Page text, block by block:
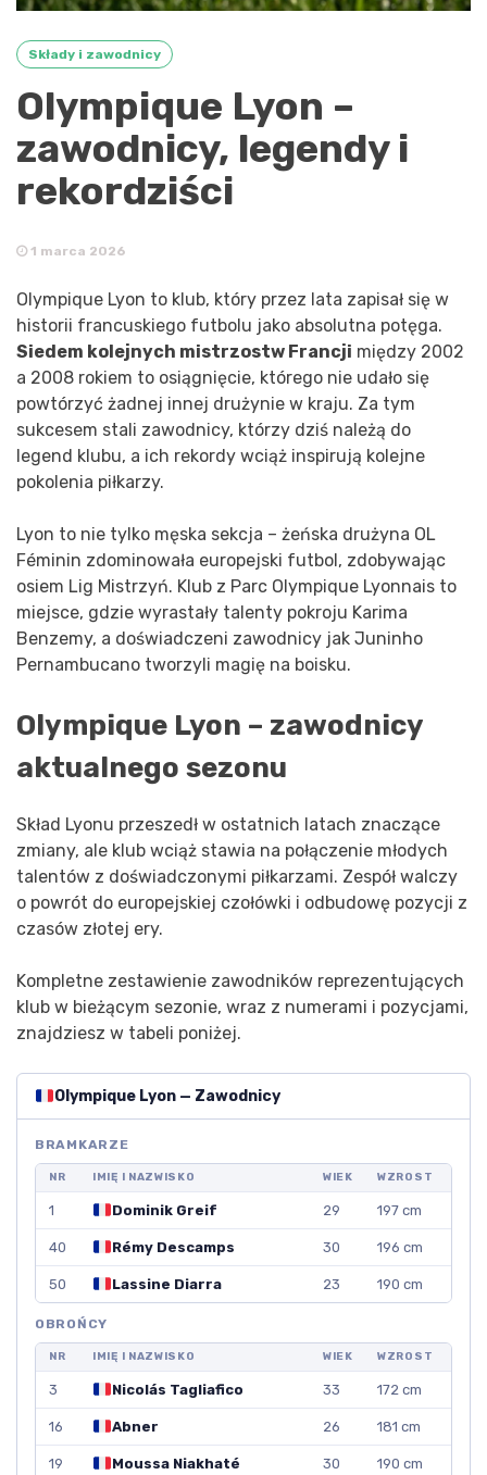
Składy i zawodnicy
Olympique Lyon –
zawodnicy, legendy i
rekordziści
1 marca 2026
Olympique Lyon to klub, który przez lata zapisał się w
historii francuskiego futbolu jako absolutna potęga.
Siedem kolejnych mistrzostw Francji między 2002
a 2008 rokiem to osiągnięcie, którego nie udało się
powtórzyć żadnej innej drużynie w kraju. Za tym
sukcesem stali zawodnicy, którzy dziś należą do
legend klubu, a ich rekordy wciąż inspirują kolejne
pokolenia piłkarzy.
Lyon to nie tylko męska sekcja – żeńska drużyna OL
Féminin zdominowała europejski futbol, zdobywając
osiem Lig Mistrzyń. Klub z Parc Olympique Lyonnais to
miejsce, gdzie wyrastały talenty pokroju Karima
Benzemy, a doświadczeni zawodnicy jak Juninho
Pernambucano tworzyli magię na boisku.
Olympique Lyon – zawodnicy
aktualnego sezonu
Skład Lyonu przeszedł w ostatnich latach znaczące
zmiany, ale klub wciąż stawia na połączenie młodych
talentów z doświadczonymi piłkarzami. Zespół walczy
o powrót do europejskiej czołówki i odbudowę pozycji z
czasów złotej ery.
Kompletne zestawienie zawodników reprezentujących
klub w bieżącym sezonie, wraz z numerami i pozycjami,
znajdziesz w tabeli poniżej.
Olympique Lyon — Zawodnicy
BRAMKARZE
NR IMIĘ I NAZWISKO WIEK WZROST
1 Dominik Greif 29 197 cm
40 Rémy Descamps 30 196 cm
50 Lassine Diarra 23 190 cm
OBROŃCY
NR IMIĘ I NAZWISKO WIEK WZROST
3 Nicolás Tagliafico 33 172 cm
16 Abner 26 181 cm
19 Moussa Niakhaté 30 190 cm